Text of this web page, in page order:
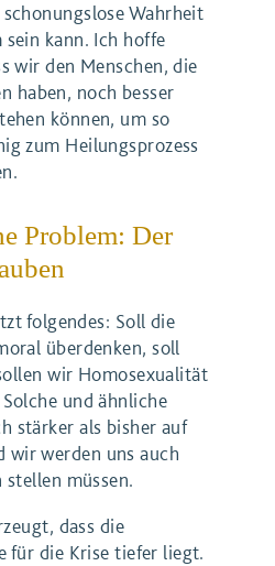
Wahrheit
sein kann. Ich hoffe
wir den Menschen, die
haben, noch besser
können, um so
zum Heilungsprozess
Problem: Der
folgendes: Soll die
überdenken, soll
wir Homosexualität
und ähnliche
stärker als bisher auf
wir werden uns auch
müssen.
dass die
für die Krise tiefer liegt.